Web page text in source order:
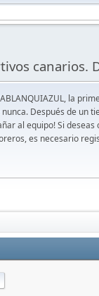
canarios.
la
Después de un
al equipo! Si
es necesario